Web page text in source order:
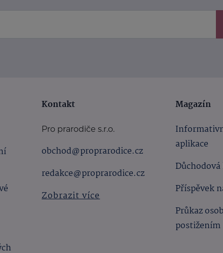
Kontakt
Pro prarodiče s.r.o.
obchod@proprarodice.cz
redakce@proprarodice.cz
Zobrazit více
Magazín
aplikace
Příspěvek
Průkaz
postižením